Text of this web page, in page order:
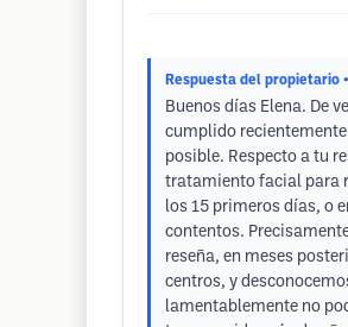
Respuesta del propietario
Buenos días Elena. De
cumplido
posible. Respecto a tu
tratamiento facial para
los 15 primeros días, o
contentos.
reseña, en meses
centros, y
lamentablemente no